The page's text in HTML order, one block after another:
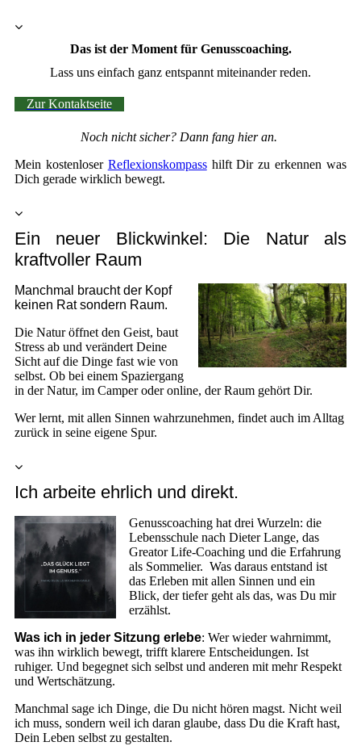
Das ist der Moment für Genusscoaching.
Lass uns einfach ganz entspannt miteinander reden.
Zur Kontaktseite
Noch nicht sicher? Dann fang hier an.
Mein kostenloser Reflexionskompasshilft Dir zu erkennen was
Dich gerade wirklich bewegt.
Ein neuer Blickwinkel: Die Natur als
kraftvoller Raum
Manchmal braucht der Kopf
keinen Rat sondern Raum.
Die Natur öffnet den Geist, baut
Stress ab und verändert Deine
Sicht auf die Dinge fast wie von
selbst. Ob bei einem Spaziergang
in der Natur, im Camper oder online, der Raum gehört Dir.
Wer lernt, mit allen Sinnen wahrzunehmen, findet auch im Alltag
zurück in seine eigene Spur.
Ich arbeite ehrlich und direkt.
Genusscoaching hat drei Wurzeln: die
Lebensschule nach Dieter Lange, das
Greator Life-Coaching und die Erfahrung
als Sommelier. Was daraus entstand ist
das Erleben mit allen Sinnen und ein
Blick, der tiefer geht als das, was Du mir
erzählst.
Was ich in jeder Sitzung erlebe: Wer wieder wahrnimmt,
was ihn wirklich bewegt, trifft klarere Entscheidungen. Ist
ruhiger. Und begegnet sich selbst und anderen mit mehr Respekt
und Wertschätzung.
Manchmal sage ich Dinge, die Du nicht hören magst. Nicht weil
ich muss, sondern weil ich daran glaube, dass Du die Kraft hast,
Dein Leben selbst zu gestalten.